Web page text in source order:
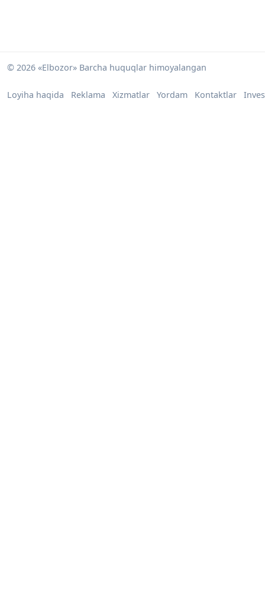
© 2026 «Elbozor» Barcha huquqlar himoyalangan
Loyiha haqida Reklama Xizmatlar Yordam Kontaktlar